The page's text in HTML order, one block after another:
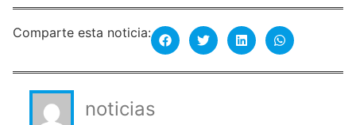
Comparte esta noticia:
noticias